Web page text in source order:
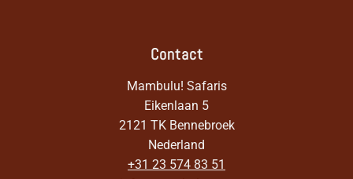
Contact
Mambulu! Safaris
Eikenlaan 5
2121 TK Bennebroek
Nederland
+31 23 574 83 51